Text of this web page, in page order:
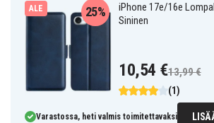
ALE
iPhone 17e/16e
Sininen
(1)
25%
10,54 €13,99 €
Varastossa, heti valmis toimitettavaksi